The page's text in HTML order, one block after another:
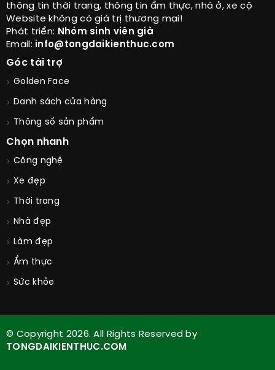
thông tin thời trang, thông tin ẩm thực, nhà ở, xe cộ
Website không có giá trị thương mại!
Phát triển: Nhóm sinh viên già
Email: info@tongdaikienthuc.com
Góc tài trợ
Golden Face
Danh sách cửa hàng
Thông số sản phẩm
Chọn nhanh
Công nghệ
Xe đẹp
Thời trang
Nhà đẹp
Làm đẹp
Ẩm thực
Sức khỏe
© Copyright 2026. All Rights Reserved by
TONGDAIKIENTHUC.COM